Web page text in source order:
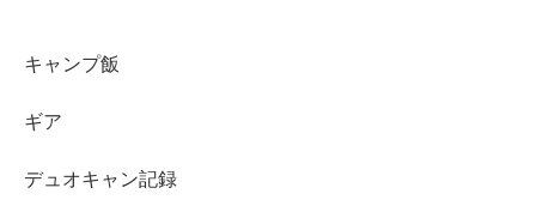
キャンプ飯
ギア
デュオキャン記録